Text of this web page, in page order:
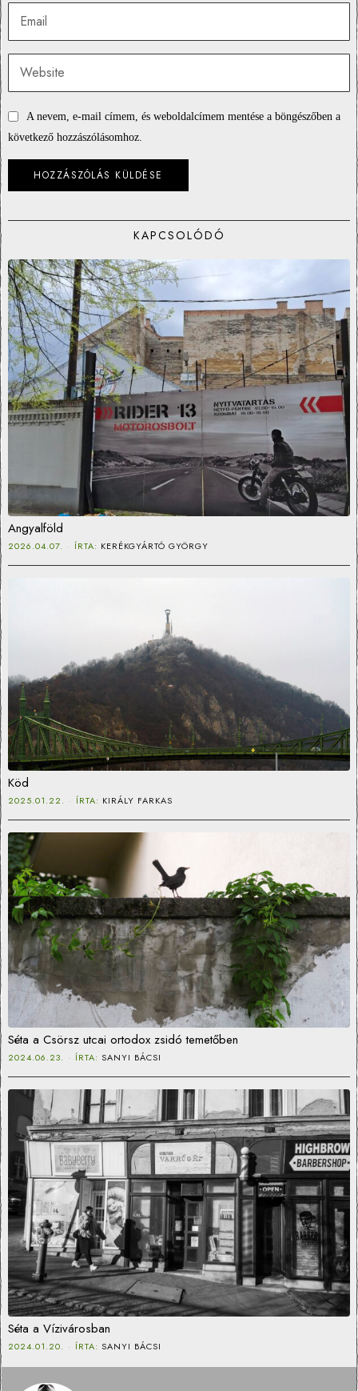
A nevem, e-mail címem, és weboldalcímem mentése a böngészőben a
következő hozzászólásomhoz.
KAPCSOLÓDÓ
Angyalföld
2026.04.07. ÍRTA: KERÉKGYÁRTÓ GYÖRGY
Köd
2025.01.22. ÍRTA: KIRÁLY FARKAS
Séta a Csörsz utcai ortodox zsidó temetőben
2024.06.23. ÍRTA: SANYI BÁCSI
Séta a Vízivárosban
2024.01.20. ÍRTA: SANYI BÁCSI